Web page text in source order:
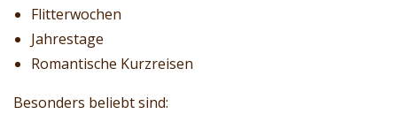
Flitterwochen
Jahrestage
Romantische Kurzreisen
Besonders beliebt sind: